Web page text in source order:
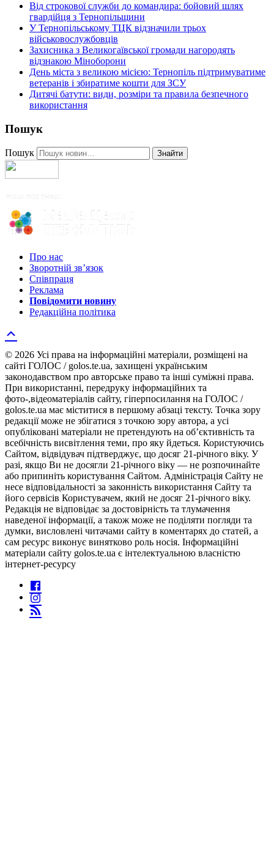
Від строкової служби до командира: бойовий шлях
гвардійця з Тернопільщини
У Тернопільському ТЦК відзначили трьох
військовослужбовців
Захисника з Великогаївської громади нагородять
відзнакою Міноборони
День міста з великою місією: Тернопіль підтримуватиме
ветеранів і збиратиме кошти для ЗСУ
Дитячі батути: види, розміри та правила безпечного
використання
Пошук
Пошук Знайти
Про нас
Зворотній зв’язок
Співпраця
Реклама
Повідомити новину
Редакційна політика
© 2026 Усі права на інформаційні матеріали, розміщені на
сайті ГОЛОС / golos.te.ua, захищені українським
законодавством про авторське право та інші суміжні права.
При використанні, передруку інформаційних та
фото-,відеоматеріалів сайту, гіперпосилання на ГОЛОС /
golos.te.ua має міститися в першому абзаці тексту. Точка зору
редакції може не збігатися з точкою зору автора, а усі
опубліковані матеріали не претендують на об’єктивність та
всебічність висвітлення теми, про яку йдеться. Користуючись
Сайтом, відвідувач підтверджує, що досяг 21-річного віку. У
разі, якщо Ви не досягли 21-річного віку — не розпочинайте
або припиніть користування Сайтом. Адміністрація Сайту не
несе відповідальності за законність використання Сайту та
його сервісів Користувачем, який не досяг 21-річного віку.
Редакція не відповідає за достовірність та тлумачення
наведеної інформації, а також може не поділяти погляди та
думки, висловлені читачами сайту в коментарях до статей, а
сам ресурс виконує винятково роль носія. Інформаційні
матеріали сайту golos.te.ua є інтелектуальною власністю
інтернет-ресурсу